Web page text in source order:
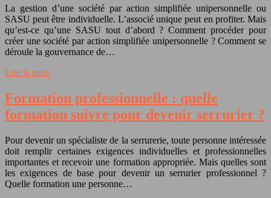
La gestion d’une société par action simplifiée unipersonnelle ou
SASU peut être individuelle. L’associé unique peut en profiter. Mais
qu’est-ce qu’une SASU tout d’abord ? Comment procéder pour
créer une société par action simplifiée unipersonnelle ? Comment se
déroule la gouvernance de…
Lire la suite
Formation professionnelle : quelle
formation suivre pour devenir serrurier ?
Pour devenir un spécialiste de la serrurerie, toute personne intéressée
doit remplir certaines exigences individuelles et professionnelles
importantes et recevoir une formation appropriée. Mais quelles sont
les exigences de base pour devenir un serrurier professionnel ?
Quelle formation une personne…